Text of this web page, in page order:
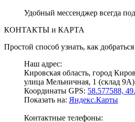
Удобный мессенджер всегда
КОНТАКТЫ и КАРТА
Простой способ узнать, как добраться
Наш адрес:
Кировская область, город
улица Мельничная, 1 (склад 9А)
Координаты GPS: 58.577588,
Показать на: Яндекс.Карты
Контактные телефоны: